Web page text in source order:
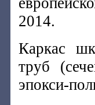
2014.
Каркас
труб
эпокси-